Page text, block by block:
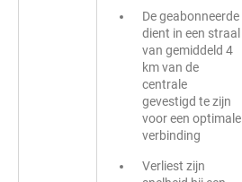
De geabonneerde
dient in een straal
van gemiddeld 4
km van de
centrale
gevestigd te zijn
voor een optimale
verbinding
Verliest zijn